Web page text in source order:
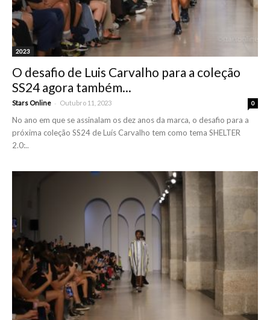
2023
O desafio de Luis Carvalho para a coleção
SS24 agora também...
Stars Online - Outubro 11, 2023 0
No ano em que se assinalam os dez anos da marca, o desafio para a
próxima coleção SS24 de Luís Carvalho tem como tema SHELTER
2.0:..